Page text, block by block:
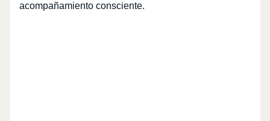
acompañamiento consciente.